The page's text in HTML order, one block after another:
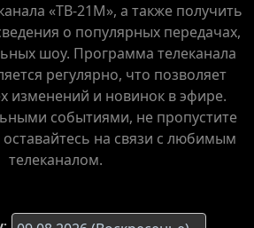
«ТВ-21M», а также получить
о популярных передачах,
шоу. Программа телеканала
регулярно, что позволяет
изменений и новинок в эфире.
событиями, не пропустите
на связи с любимым
телеканалом.